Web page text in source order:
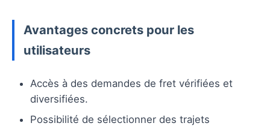
Avantages concrets pour les
utilisateurs
Accès à des demandes de fret vérifiées et
diversifiées.
Possibilité de sélectionner des trajets